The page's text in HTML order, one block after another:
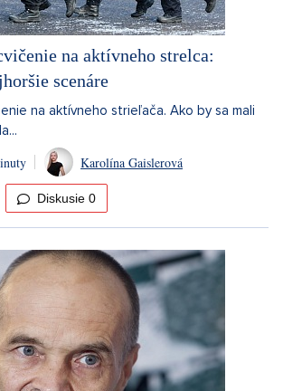
na aktívneho strelca:
scenáre
na aktívneho strieľača. Ako by sa mali
Karolína Gaislerová
Diskusie 0